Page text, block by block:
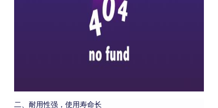
二、耐用性强，使用寿命长